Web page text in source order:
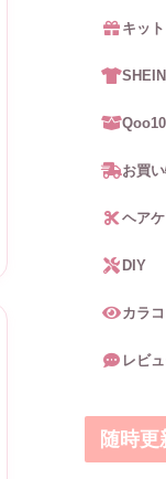
キッ
SHEIN
お買
ヘア
DIY
カラ
レビ
随時